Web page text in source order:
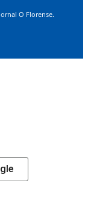
O Florense.